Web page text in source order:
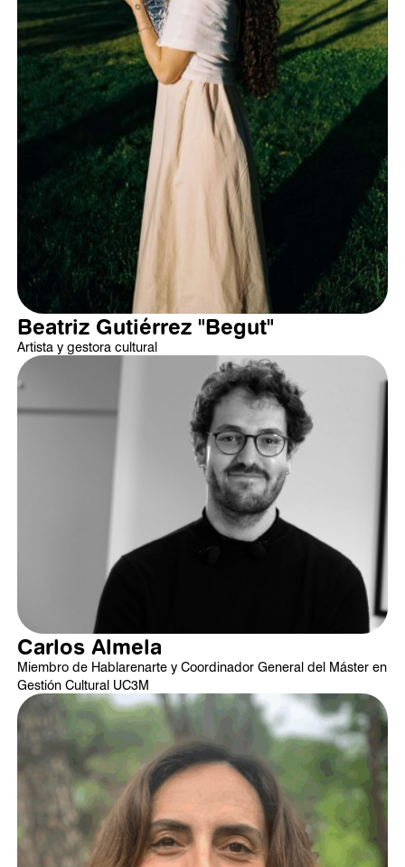
Beatriz Gutiérrez "Begut"
Artista y gestora cultural
Carlos Almela
Miembro de Hablarenarte y Coordinador General del Máster en
Gestión Cultural UC3M